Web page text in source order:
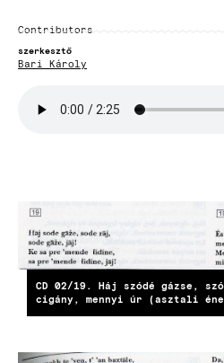
Contributors
szerkesztő
Bari Károly
CD 02/19. Háj szódé gázse,
cigány, mennyi úr (asztali